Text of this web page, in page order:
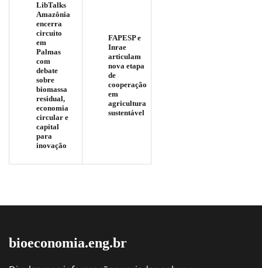
LibTalks
Amazônia
encerra
circuito
em
Palmas
com
debate
sobre
biomassa
residual,
economia
circular e
capital
para
inovação
FAPESP e
Inrae
articulam
nova etapa
de
cooperação
em
agricultura
sustentável
bioeconomia.eng.br